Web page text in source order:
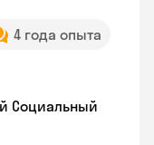
4 года опыта
Социальный